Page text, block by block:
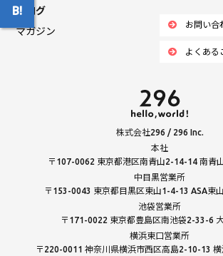
ブログ
マガジン
お問い合
よくある
株式会社296 / 296 Inc.
本社
〒107-0062 東京都港区南青山2-14-14 南青
中目黒営業所
〒153-0043 東京都目黒区東山1-4-13 ASA東
池袋営業所
〒171-0022 東京都豊島区南池袋2-33-6
横浜東口営業所
〒220-0011 神奈川県横浜市西区高島2-10-13